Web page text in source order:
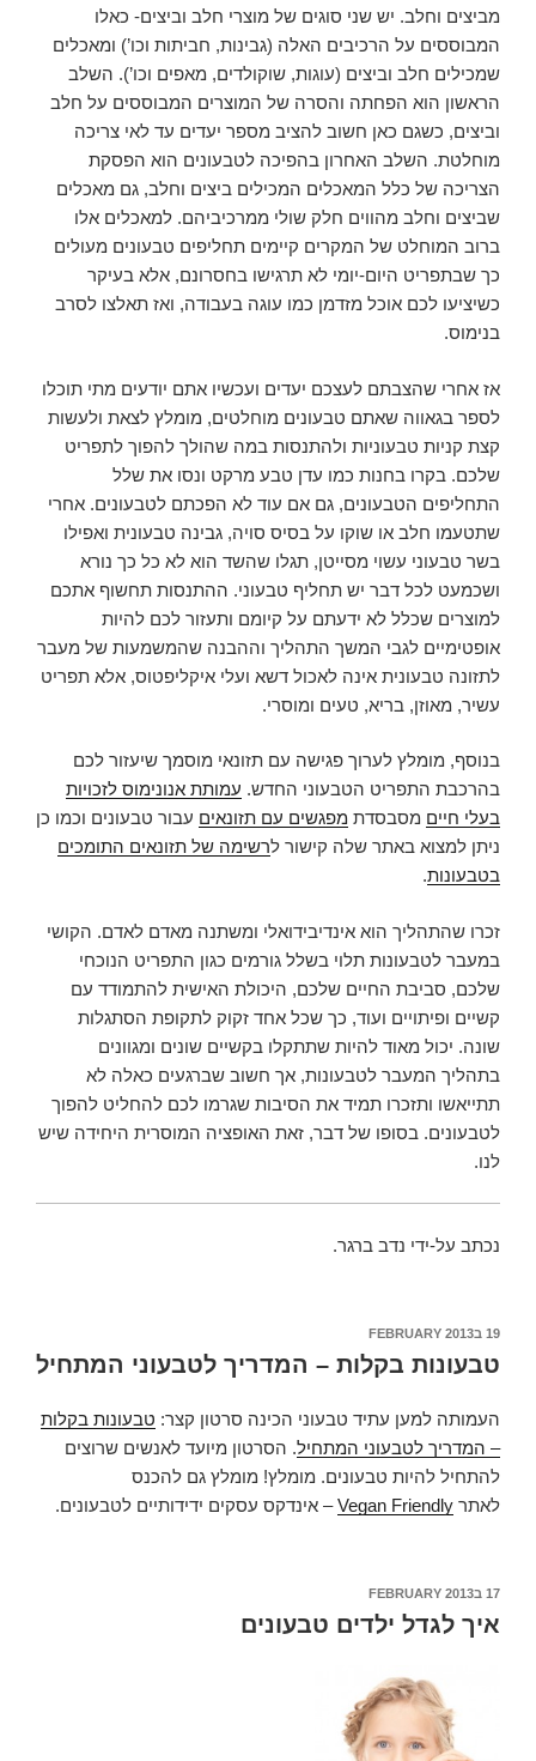
מביצים וחלב. יש שני סוגים של מוצרי חלב וביצים- כאלו
המבוססים על הרכיבים האלה (גבינות, חביתות וכו’) ומאכלים
שמכילים חלב וביצים (עוגות, שוקולדים, מאפים וכו’). השלב
הראשון הוא הפחתה והסרה של המוצרים המבוססים על חלב
וביצים, כשגם כאן חשוב להציב מספר יעדים עד לאי צריכה
מוחלטת. השלב האחרון בהפיכה לטבעונים הוא הפסקת
הצריכה של כלל המאכלים המכילים ביצים וחלב, גם מאכלים
שביצים וחלב מהווים חלק שולי ממרכיביהם. למאכלים אלו
ברוב המוחלט של המקרים קיימים תחליפים טבעונים מעולים
כך שבתפריט היום-יומי לא תרגישו בחסרונם, אלא בעיקר
כשיציעו לכם אוכל מזדמן כמו עוגה בעבודה, ואז תאלצו לסרב
בנימוס.
אז אחרי שהצבתם לעצכם יעדים ועכשיו אתם יודעים מתי תוכלו
לספר בגאווה שאתם טבעונים מוחלטים, מומלץ לצאת ולעשות
קצת קניות טבעוניות ולהתנסות במה שהולך להפוך לתפריט
שלכם. בקרו בחנות כמו עדן טבע מרקט ונסו את שלל
התחליפים הטבעונים, גם אם עוד לא הפכתם לטבעונים. אחרי
שתטעמו חלב או שוקו על בסיס סויה, גבינה טבעונית ואפילו
בשר טבעוני עשוי מסייטן, תגלו שהשד הוא לא כל כך נורא
ושכמעט לכל דבר יש תחליף טבעוני. ההתנסות תחשוף אתכם
למוצרים שכלל לא ידעתם על קיומם ותעזור לכם להיות
אופטימיים לגבי המשך התהליך וההבנה שהמשמעות של מעבר
לתזונה טבעונית אינה לאכול דשא ועלי איקליפטוס, אלא תפריט
עשיר, מאוזן, בריא, טעים ומוסרי.
בנוסף, מומלץ לערוך פגישה עם תזונאי מוסמך שיעזור לכם
בהרכבת התפריט הטבעוני החדש. עמותת אנונימוס לזכויות
בעלי חיים מסבסדת מפגשים עם תזונאים עבור טבעונים וכמו כן
ניתן למצוא באתר שלה קישור לרשימה של תזונאים התומכים
בטבעונות.
זכרו שהתהליך הוא אינדיבידואלי ומשתנה מאדם לאדם. הקושי
במעבר לטבעונות תלוי בשלל גורמים כגון התפריט הנוכחי
שלכם, סביבת החיים שלכם, היכולת האישית להתמודד עם
קשיים ופיתויים ועוד, כך שכל אחד זקוק לתקופת הסתגלות
שונה. יכול מאוד להיות שתתקלו בקשיים שונים ומגוונים
בתהליך המעבר לטבעונות, אך חשוב שברגעים כאלה לא
תתייאשו ותזכרו תמיד את הסיבות שגרמו לכם להחליט להפוך
לטבעונים. בסופו של דבר, זאת האופציה המוסרית היחידה שיש
לנו.
נכתב על-ידי נדב ברגר.
POSTED
19 בFEBRUARY 2013
טבעונות בקלות – המדריך לטבעוני המתחיל
העמותה למען עתיד טבעוני הכינה סרטון קצר: טבעונות בקלות
– המדריך לטבעוני המתחיל. הסרטון מיועד לאנשים שרוצים
להתחיל להיות טבעונים. מומלץ! מומלץ גם להכנס
לאתר Vegan Friendly– אינדקס עסקים ידידותיים לטבעונים.
POSTED
17 בFEBRUARY 2013
איך לגדל ילדים טבעונים